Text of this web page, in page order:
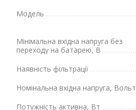
Модель
Мінімальна вхідна напруга без
переходу на батарею, В
Наявність фільтрації
Номінальна вхідна напруга, Вольт
Потужність активна, Вт